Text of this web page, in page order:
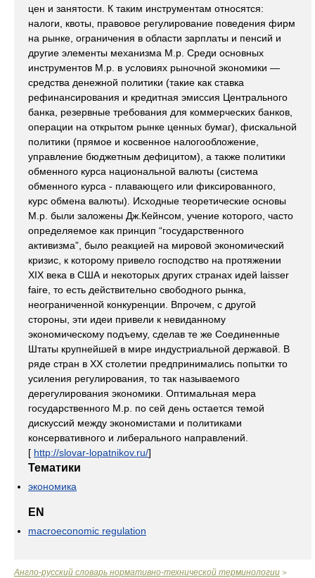
цен и занятости. К таким инструментам относятся:
налоги, квоты, правовое регулирование поведения фирм
на рынке, ограничения в области зарплаты и пенсий и
другие элементы механизма М.р. Среди основных
инструментов М.р. в условиях рыночной экономики —
средства денежной политики (такие как ставка
рефинансирования и кредитная эмиссия Центрального
банка, резервные требования для коммерческих банков,
операции на открытом рынке ценных бумаг), фискальной
политики (прямое и косвенное налогообложение,
управление бюджетным дефицитом), а также политики
обменного курса национальной валюты (система
обменного курса - плавающего или фиксированного,
курс обмена валюты). Исходные теоретические основы
М.р. были заложены Дж.Кейнсом, учение которого, часто
определяемое как принцип “государственного
активизма”, было реакцией на мировой экономический
кризис, к которому привело господство на протяжении
XIX века в США и некоторых других странах идей laisser
faire, то есть действительно свободного рынка,
неограниченной конкуренции. Впрочем, с другой
стороны, эти идеи привели к невиданному
экономическому подъему, сделав те же Соединенные
Штаты крупнейшей в мире индустриальной державой. В
ряде стран в ХХ столетии предпринимались попытки то
усиления регулирования, то так называемого
дерегулирования экономики. Оптимальная мера
государственного М.р. по сей день остается темой
дискуссий между экономистами и политиками
консервативного и либерального направлений.
[ http://slovar-lopatnikov.ru/]
Тематики
экономика
EN
macroeconomic regulation
Англо-русский словарь нормативно-технической терминологии >